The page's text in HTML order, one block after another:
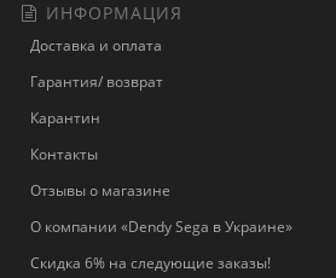
ИНФОРМАЦИЯ
Доставка и оплата
Гарантия/ возврат
Карантин
Контакты
Отзывы о магазине
О компании «Dendy Sega в Украине»
Скидка 6% на следующие заказы!